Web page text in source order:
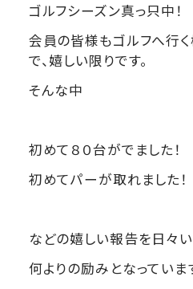
ゴルフシーズン真っ只中！
会員の皆様もゴルフへ行
で、嬉しい限りです。
そんな中
初めて８０台がでました！
初めてパーが取れました！
などの嬉しい報告を日々い
何よりの励みとなっていま